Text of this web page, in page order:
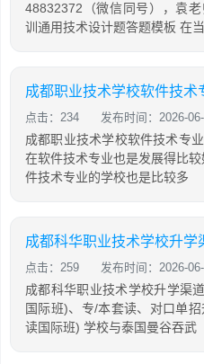
48832372（微信同号），袁
训通用技术设计题答题模板 在
成都职业技术学校软件技术
点击：234 发布时间：2026-
成都职业技术学校软件技术专
在软件技术专业也是发展得比
件技术专业的学校也是比较多
成都科华职业技术学校升学
点击：259 发布时间：2026-
成都科华职业技术学校升学渠
国际班)、专/本套读、对口单
读国际班) 学校与泰国曼谷吞武